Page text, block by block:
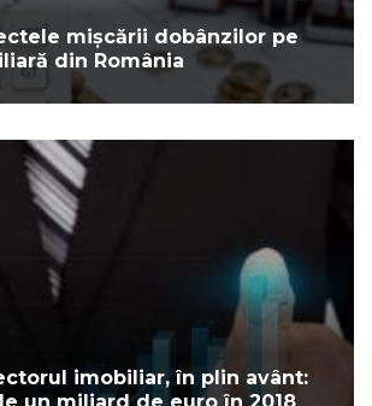
mișcării dobânzilor pe
din România
imobiliar, în plin avânt:
un miliard de euro în 2018